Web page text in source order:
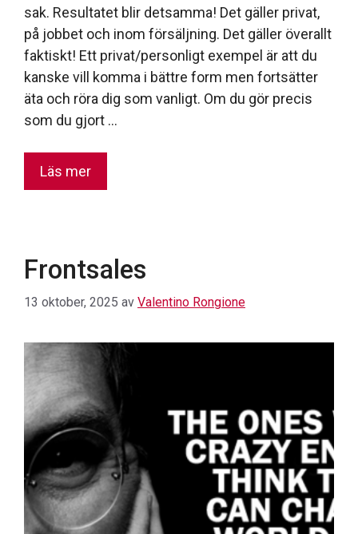
sak. Resultatet blir detsamma! Det gäller privat,
på jobbet och inom försäljning. Det gäller överallt
faktiskt! Ett privat/personligt exempel är att du
kanske vill komma i bättre form men fortsätter
äta och röra dig som vanligt. Om du gör precis
som du gjort …
Läs mer
Frontsales
13 oktober, 2025 av Valentino Rongione